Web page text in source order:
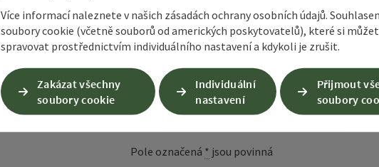
Nezávazná
Pole označená * jsou povinná
Více informací naleznete v našich zásadách ochrany osobních údajů.
soubory cookie (včetně souborů od amerických poskytovatelů), které si
spravovat prostřednictvím individuálního nastavení a kdykoli je zrušit.
Zakázat všechny
soubory cookie
Individuální
nastavení
Přijmout
soubory